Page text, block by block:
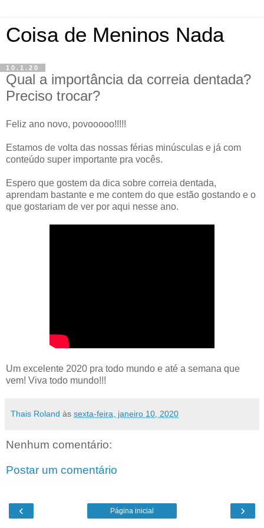
Coisa de Meninos Nada
10.1.20
Qual a importância da correia dentada?
Preciso trocar?
Feliz ano novo, povooooo!!!!!
Estamos de volta das nossas férias minúsculas e já com
conteúdo super importante pra vocês.
Espero que gostem da dica sobre correia dentada,
aprendam bastante e me contem do que estão gostando e o
que gostariam de ver por aqui nesse ano.
Um excelente 2020 pra todo mundo e até a semana que
vem! Viva todo mundo!!!
Thais Roland às sexta-feira, janeiro 10, 2020
Nenhum comentário:
Postar um comentário
‹ ›
Página inicial